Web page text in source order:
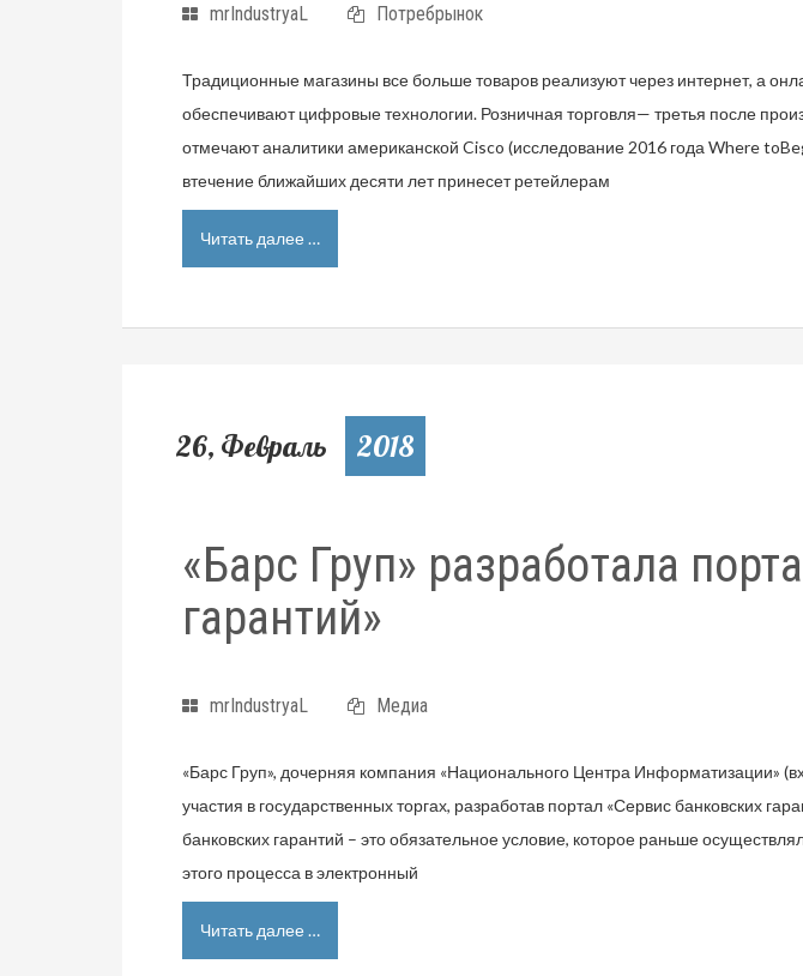
mrIndustryaL Потребрынок
Традиционные магазины все больше товаров реализуют через интернет, а
обеспечивают цифровые технологии. Розничная торговля— третья после
отмечают аналитики американской Cisco (исследование 2016 года Where
втечение ближайших десяти лет принесет ретейлерам
Читать далее …
26, Февраль 2018
«Барс Груп» разработала
гарантий»
mrIndustryaL Медиа
«Барс Груп», дочерняя компания «Национального Центра Информатизации»
участия в государственных торгах, разработав портал «Сервис банковских
банковских гарантий – это обязательное условие, которое раньше
этого процесса в электронный
Читать далее …